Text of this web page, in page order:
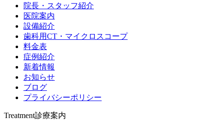
院長・スタッフ紹介
医院案内
設備紹介
歯科用CT・マイクロスコープ
料金表
症例紹介
新着情報
お知らせ
ブログ
プライバシーポリシー
Treatment診療案内